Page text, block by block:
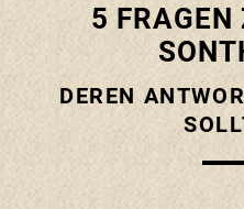
5 FRAGEN
DEREN